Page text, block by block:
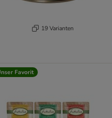
19 Varianten
Favorit